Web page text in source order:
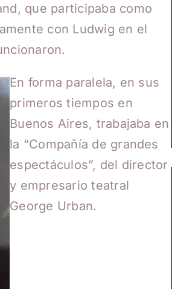
que participaba como
con Ludwig en el
En forma paralela, en sus
primeros tiempos en
Buenos Aires, trabajaba en
la “Compañía de grandes
espectáculos”, del director
y empresario teatral
George Urban.